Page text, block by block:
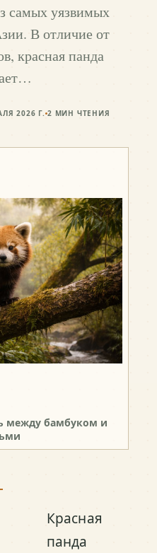
самых уязвимых
В отличие от
красная панда
2026 Г. 2 МИН ЧТЕНИЯ
между бамбуком и
Красная
панда